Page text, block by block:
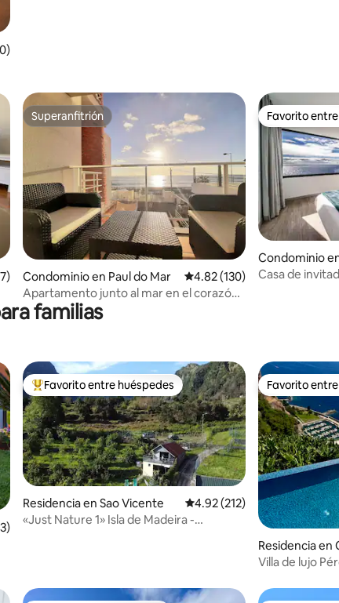
promedio: 4.91 de 5; 130 evaluaciones
promedio: 4.96 de 5; 167 evaluaciones
Superanfitrión
Superanfitrión
Condominio en Paul do Mar Calificación promedio: 4.82
4.82 (130)
Apartamento junto al mar en el corazón
de Paúl do Mar
Favorito
Favorito
Condominio
Casa de
familias
promedio: 4.98 de 5; 103 evaluaciones
De los mejores en Favorito entre huéspedes
Favorito entre huéspedes
Residencia en Sao Vicente Calificación promedio: 4.92
4.92 (212)
«Just Nature 1» Isla de Madeira -
Favorito
Favorito
Residencia en
Villa de lujo